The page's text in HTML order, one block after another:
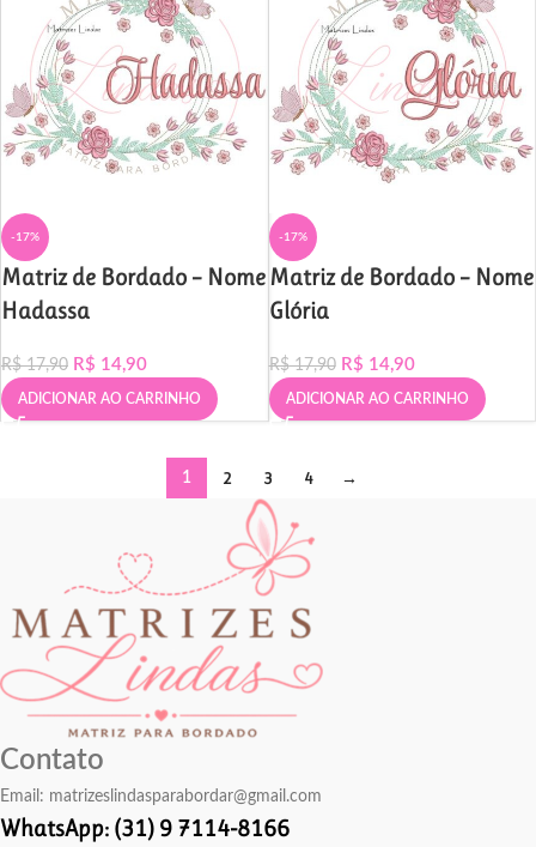
-17%
Matriz de Bordado – Nome
Hadassa
R$17,90 R$ 14,90
ADICIONAR AO CARRINHO
-17%
Matriz de Bordado – Nome
Glória
R$17,90 R$ 14,90
ADICIONAR AO CARRINHO
1 2 3 4 →
Contato
Email: matrizeslindasparabordar@gmail.com
WhatsApp: (31) 9 7114-8166